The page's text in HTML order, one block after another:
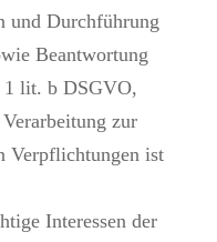
und Durchführung
Beantwortung
1 lit. b DSGVO,
zur
Verpflichtungen ist
Interessen der